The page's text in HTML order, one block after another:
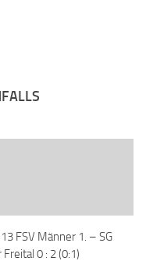
FSV Männer 1. – SG
0 : 2 (0:1)